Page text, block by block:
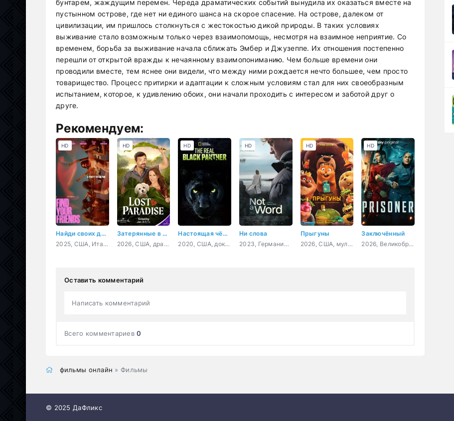
бунтарем, жаждущим перемен. Череда драматических событий вынудила их оказаться вместе на
пустынном острове, где нет ни единого шанса на скорое спасение. На острове, далеком от
цивилизации, им пришлось столкнуться с жестокостью дикой природы. В таких условиях
выживание стало возможным только через взаимопомощь, несмотря на взаимное неприятие. Со
временем, борьба за выживание начала сближать Эмбер и Джузеппе. Их отношения постепенно
перешли от открытой вражды к нечаянному взаимопониманию. Чем больше времени они
проводили вместе, тем яснее они видели, что между ними рождается нечто большее, чем просто
товарищество. Процесс притирки и адаптации к сложным условиям стал для них своеобразным
испытанием, которое, к удивлению обоих, они начали проходить с интересом и заботой друг о
друге.
Рекомендуем:
Найди своих друзей
2025, США, Италия, триллер
HD
Затерянные в раю
2026, США, драма, мелодрама
HD
Настоящая чёрная пантера
2020, США, документальный, короткометражка
HD
Ни слова
2023, Германия, Словения, Франция, драма
HD
Прыгуны
2026, США, мультфильм, фантастика, комедия, приключения, семейный
HD
Заключённый
2026, Великобритания, боевик, триллер, криминал
HD
Оставить комментарий
Написать комментарий
Всего комментариев0
фильмы онлайн » Фильмы
© 2025 ДаФликс